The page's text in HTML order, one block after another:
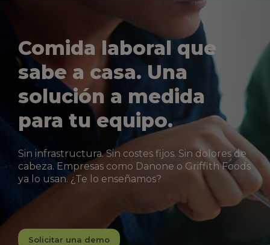
Comida laboral que
sabe a casa. Una
solución a medida
para tu equipo.
Sin infrastructura. Sin costes fijos. Sin dolores de
cabeza. Empresas como Danone o Griffith Foods
ya lo usan. ¿Te lo enseñamos?
Solicitar una demo